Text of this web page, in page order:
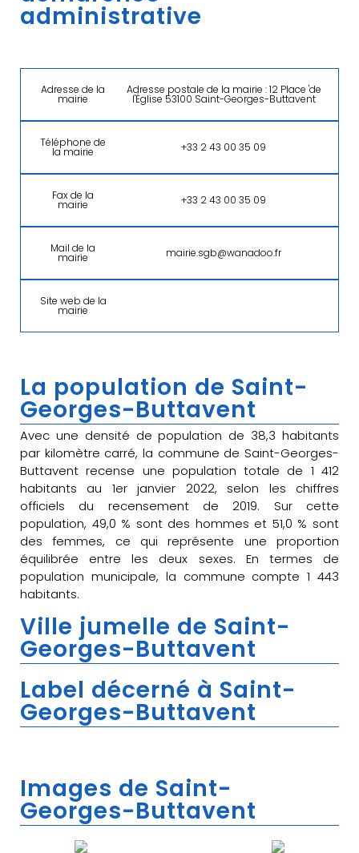
administrative
Adresse de la
mairie
Adresse postale de la mairie : 12 Place 'de
l'Église 53100 Saint-Georges-Buttavent
Téléphone de
la mairie +33 2 43 00 35 09
Fax de la
mairie +33 2 43 00 35 09
Mail de la
mairie mairie.sgb@wanadoo.fr
Site web de la
mairie
La population de Saint-
Georges-Buttavent
Avec une densité de population de 38,3 habitants
par kilomètre carré, la commune de Saint-Georges-
Buttavent recense une population totale de 1 412
habitants au 1er janvier 2022, selon les chiffres
officiels du recensement de 2019. Sur cette
population, 49,0 % sont des hommes et 51,0 % sont
des femmes, ce qui représente une proportion
équilibrée entre les deux sexes. En termes de
population municipale, la commune compte 1 443
habitants.
Ville jumelle de Saint-
Georges-Buttavent
Label décerné à Saint-
Georges-Buttavent
Images de Saint-
Georges-Buttavent